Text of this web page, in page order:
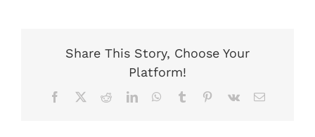
Share This Story, Choose Your
Platform!
Facebook RedditLinkedInWhatsApp
Tumblr Pinterest
Vk Email